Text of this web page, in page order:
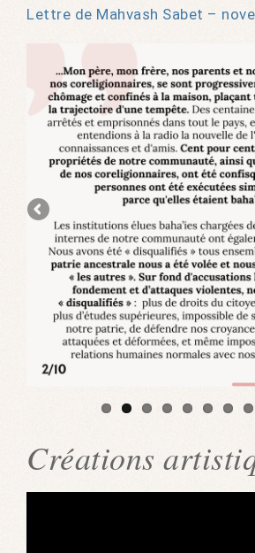
Lettre de Mahvash Sabet –
Créations